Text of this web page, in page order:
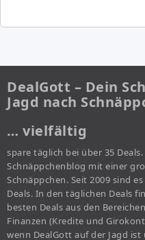
DealGott – Dein
Jagd nach
… vielfältig
spare täglich bei über 35
Schnäppchenblog mit einer
Schnäppchen. Seit 2009 sind
Deals. In den täglichen Deals
besten Deals aus den
Finanzen (Kredite und
wenn DealGott auf der Jagd